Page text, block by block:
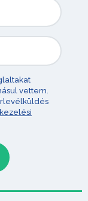
vettem.